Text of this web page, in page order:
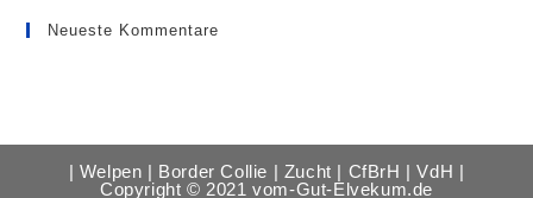
Neueste Kommentare
| Welpen | Border Collie | Zucht | CfBrH | VdH |
Copyright © 2021 vom-Gut-Elvekum.de